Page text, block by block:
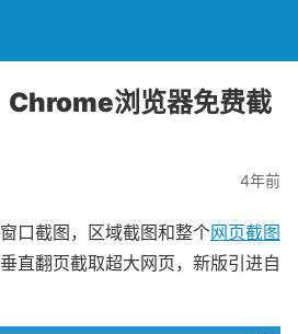
Chrome浏览器免费截
4年前
口截图，区域截图和整个网页截图
直翻页截取超大网页，新版引进自